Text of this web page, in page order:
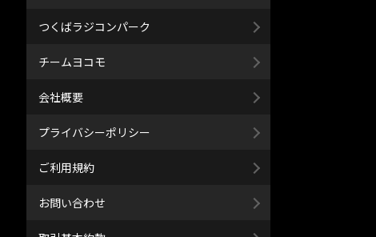
つくばラジコンパーク
チームヨコモ
会社概要
プライバシーポリシー
ご利用規約
お問い合わせ